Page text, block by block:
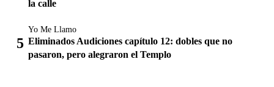
la calle
Yo Me Llamo
Eliminados Audiciones capítulo 12: dobles que no
pasaron, pero alegraron el Templo